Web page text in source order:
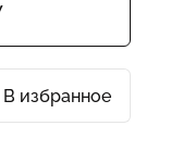
В избранное